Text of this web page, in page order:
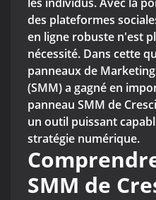
des plateformes
en ligne robuste n'est
nécessité. Dans cette
panneaux de
(SMM) a gagné en
panneau SMM de
un outil puissant
stratégie numérique.
SMM de